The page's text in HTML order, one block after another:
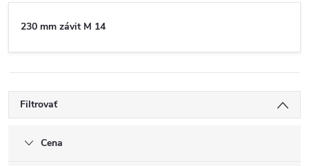
230 mm závit M 14
Filtrovať
Cena